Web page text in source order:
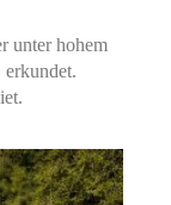
unter hohem